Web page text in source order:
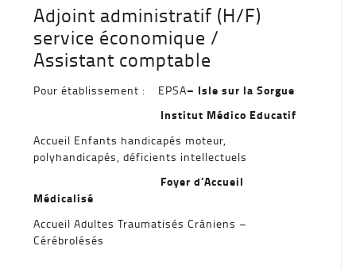
Adjoint administratif (H/F)
service économique /
Assistant comptable
Pour établissement : EPSA– Isle sur la Sorgue
Institut Médico Educatif
Accueil Enfants handicapés moteur,
polyhandicapés, déficients intellectuels
Foyer d’Accueil
Médicalisé
Accueil Adultes Traumatisés Crâniens –
Cérébrolésés